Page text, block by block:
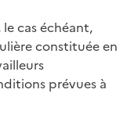
cas échéant,
constituée en
prévues à